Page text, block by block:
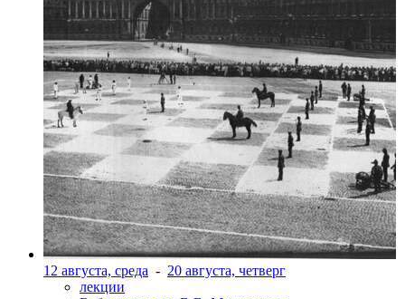
12 августа, среда - 20 августа, четверг
лекции